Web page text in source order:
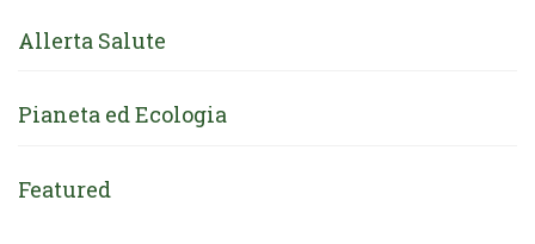
Allerta Salute
Pianeta ed Ecologia
Featured